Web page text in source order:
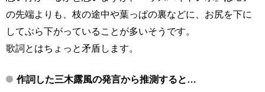
の先端よりも、枝の途中や葉っぱの裏などに、お尻を下に
してぶら下がっていることが多いそうです。
歌詞とはちょっと矛盾します。
作詞した三木露風の発言から推測すると…